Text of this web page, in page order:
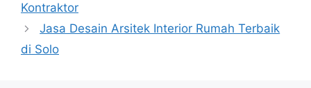
Kontraktor
Jasa Desain Arsitek Interior Rumah Terbaik
di Solo